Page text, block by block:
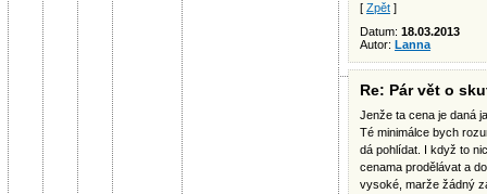
[ Zpět ]
Datum: 18.03.2013
Autor: Lanna
Re: Pár vět o
Jenže ta cena je daná
Té minimálce bych
dá pohlídat. I když to
cenama prodělávat a
vysoké, marže žádný